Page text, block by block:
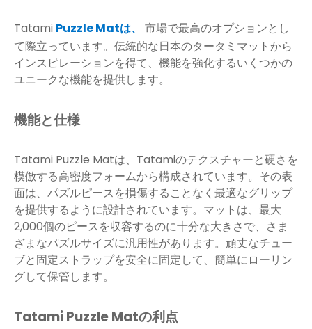
Tatami Puzzle Matは、
市場で最高のオプションとし
て際立っています。伝統的な日本のタータミマットから
インスピレーションを得て、機能を強化するいくつかの
ユニークな機能を提供します。
機能と仕様
Tatami Puzzle Matは、Tatamiのテクスチャーと硬さを
模倣する高密度フォームから構成されています。その表
面は、パズルピースを損傷することなく最適なグリップ
を提供するように設計されています。マットは、最大
2,000個のピース​​を収容するのに十分な大きさで、さま
ざまなパズルサイズに汎用性があります。頑丈なチュー
ブと固定ストラップを安全に固定して、簡単にローリン
グして保管します。
Tatami Puzzle Matの利点